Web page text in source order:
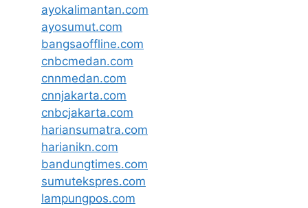
ayokalimantan.com
ayosumut.com
bangsaoffline.com
cnbcmedan.com
cnnmedan.com
cnnjakarta.com
cnbcjakarta.com
hariansumatra.com
harianikn.com
bandungtimes.com
sumutekspres.com
lampungpos.com